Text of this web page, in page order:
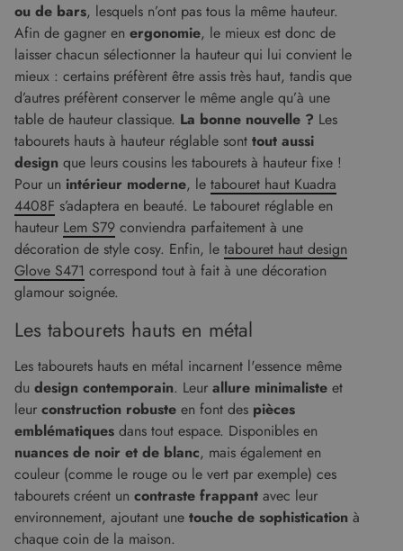
ou de bars, lesquels n’ont pas tous la même hauteur.
Afin de gagner en ergonomie, le mieux est donc de
laisser chacun sélectionner la hauteur qui lui convient le
mieux : certains préfèrent être assis très haut, tandis que
d’autres préfèrent conserver le même angle qu’à une
table de hauteur classique. La bonne nouvelle ? Les
tabourets hauts à hauteur réglable sont tout aussi
design que leurs cousins les tabourets à hauteur fixe !
Pour un intérieur moderne, le tabouret haut Kuadra
4408F s’adaptera en beauté. Le tabouret réglable en
hauteur Lem S79 conviendra parfaitement à une
décoration de style cosy. Enfin, le tabouret haut design
Glove S471 correspond tout à fait à une décoration
glamour soignée.
Les tabourets hauts en métal
Les tabourets hauts en métal incarnent l'essence même
du design contemporain. Leur allure minimaliste et
leur construction robuste en font des pièces
emblématiques dans tout espace. Disponibles en
nuances de noir et de blanc, mais également en
couleur (comme le rouge ou le vert par exemple) ces
tabourets créent un contraste frappant avec leur
environnement, ajoutant une touche de sophistication à
chaque coin de la maison.
XSRF-TOKEN
www.malouet.fr
1 heure 59
minutes
Nom
Fournisseur
/Domaine
Expiration Description
_ga_KZVN589Q1P
session.
Google LLC
.malouet.fr
mois
qui est une
du service
d'analyse le
Nom
Fournisseur/
Expiration Description
.doubleclick.net
et fournit
informations
dont
l'utilisateur
final utilise
et sur toute
que
l'utilisateur
Nom
Fournisseur/
Domaine
Expiration
cf_clearance
Cloudflare, Inc.
.malouet.fr
1 an
malouet_session